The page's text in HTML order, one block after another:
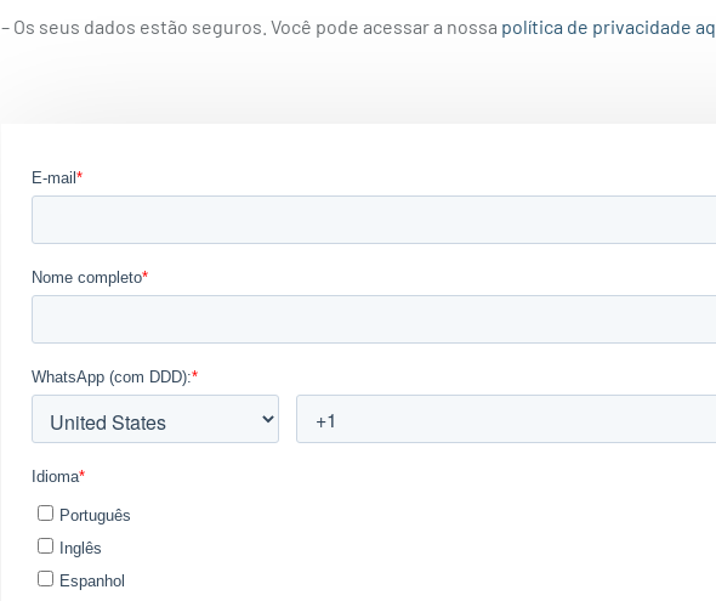
– Os seus dados estão seguros. Você pode acessar a nossa política de privacidade